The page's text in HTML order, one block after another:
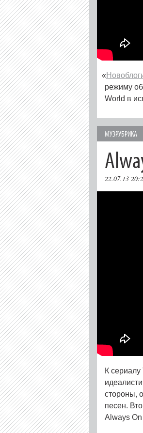
«
режиму
World в
МУЗРУБРИКА
22.07.13
К
стороны,
песен.
Always